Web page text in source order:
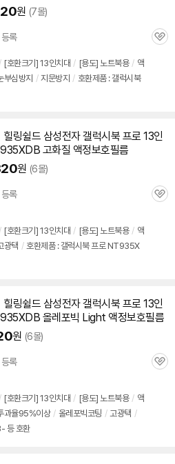
원 (7몰)
록
관
/ [호환크기] 13인치대 / [용도] 노트북용 / 액
부심방지 / 지문방지 / 호환제품 : 갤럭시북
힐링쉴드 삼성전자 갤럭시북 프로 13인
고화질 액정보호필름
원 (6몰)
록
관
/ [호환크기] 13인치대 / [용도] 노트북용 / 액
광택 / 호환제품 : 갤럭시북 프로 NT935X
힐링쉴드 삼성전자 갤럭시북 프로 13인
올레포빅 Light 액정보호필름
원 (6몰)
록
관
/ [호환크기] 13인치대 / [용도] 노트북용 / 액
과율95%이상 / 올레포빅코팅 / 고광택 /
등 호환